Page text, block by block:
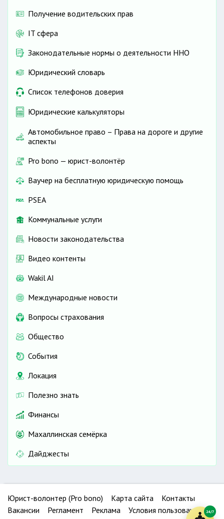
Получение водительских прав
IT сфера
Законодательные нормы о деятельности ННО
Юридический словарь
Список телефонов доверия
Юридические калькуляторы
Автомобильное право – Права на дороге и другие
аспекты
Pro bono — юрист-волонтёр
Ваучер на бесплатную юридическую помощь
PSEA
Коммунальные услуги
Новости законодательства
Видео контенты
Wakil AI
Международные новости
Вопросы страхования
Общество
События
Локация
Полезно знать
Финансы
Махаллинская семёрка
Дайджесты
Юрист-волонтер (Pro bono) Карта сайта
Контакты
Вакансии
Регламент Реклама Условия пользования 24/7